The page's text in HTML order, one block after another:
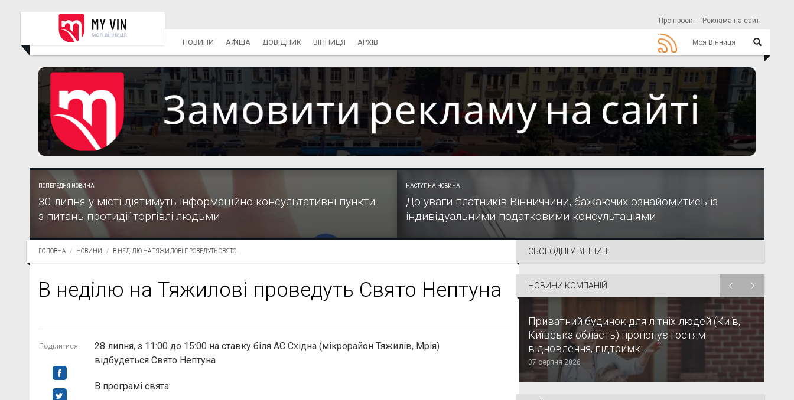
Про проект Реклама на сайті
Моя Вінниця
НОВИНИ АФІША ДОВІДНИК ВІННИЦЯ АРХІВ
ПОПЕРЕДНЯ НОВИНА
30 липня у місті діятимуть інформаційно-консультативні пункти
з питань протидії торгівлі людьми
НАСТУПНА НОВИНА
До уваги платників Вінниччини, бажаючих ознайомитись із
індивідуальними податковими консультаціями
ГОЛОВНА НОВИНИ В НЕДІЛЮ НА ТЯЖИЛОВІ ПРОВЕДУТЬ СВЯТО ...
В неділю на Тяжилові проведуть Свято Нептуна
Поділитися:
28 липня, з 11:00 до 15:00 на ставку біля АС Східна (мікрорайон Тяжилів, Мрія)
відбудеться Свято Нептуна
В програмі свята:
СЬОГОДНІ У ВІННИЦІ
НОВИНИ КОМПАНІЙ
Приватний будинок для літніх людей (Київ,
Київська область) пропонує гостям
відновлення, підтримк...
07 серпня 2026